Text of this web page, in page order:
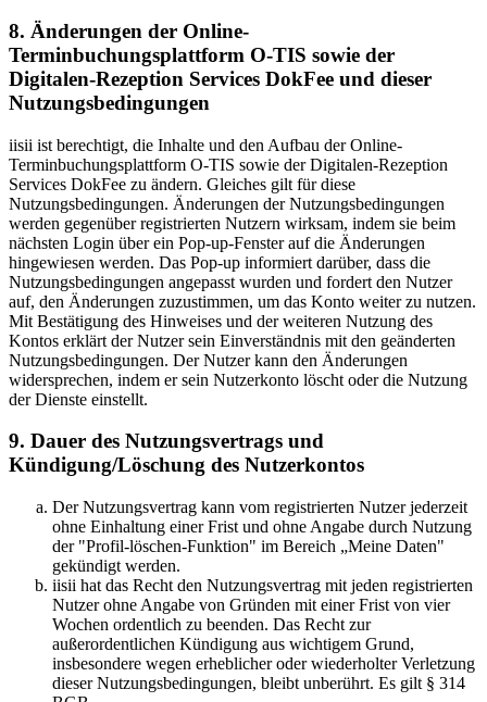
8. Änderungen der Online-
Terminbuchungsplattform O-TIS sowie der
Digitalen-Rezeption Services DokFee und dieser
Nutzungsbedingungen
iisii ist berechtigt, die Inhalte und den Aufbau der Online-
Terminbuchungsplattform O-TIS sowie der Digitalen-Rezeption
Services DokFee zu ändern. Gleiches gilt für diese
Nutzungsbedingungen. Änderungen der Nutzungsbedingungen
werden gegenüber registrierten Nutzern wirksam, indem sie beim
nächsten Login über ein Pop-up-Fenster auf die Änderungen
hingewiesen werden. Das Pop-up informiert darüber, dass die
Nutzungsbedingungen angepasst wurden und fordert den Nutzer
auf, den Änderungen zuzustimmen, um das Konto weiter zu nutzen.
Mit Bestätigung des Hinweises und der weiteren Nutzung des
Kontos erklärt der Nutzer sein Einverständnis mit den geänderten
Nutzungsbedingungen. Der Nutzer kann den Änderungen
widersprechen, indem er sein Nutzerkonto löscht oder die Nutzung
der Dienste einstellt.
9. Dauer des Nutzungsvertrags und
Kündigung/Löschung des Nutzerkontos
Der Nutzungsvertrag kann vom registrierten Nutzer jederzeit
ohne Einhaltung einer Frist und ohne Angabe durch Nutzung
der "Profil-löschen-Funktion" im Bereich „Meine Daten"
gekündigt werden.
iisii hat das Recht den Nutzungsvertrag mit jeden registrierten
Nutzer ohne Angabe von Gründen mit einer Frist von vier
Wochen ordentlich zu beenden. Das Recht zur
außerordentlichen Kündigung aus wichtigem Grund,
insbesondere wegen erheblicher oder wiederholter Verletzung
dieser Nutzungsbedingungen, bleibt unberührt. Es gilt § 314